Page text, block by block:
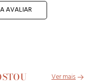
AVALIAR